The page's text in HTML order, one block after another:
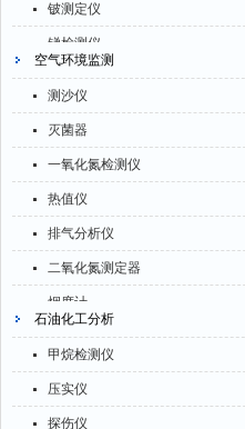
二氧化碳检测仪
进样器
试验机
全站仪
回弹仪
张力仪
金属探测器
焊缝检测盒
片剂仪
酸值测定仪
解吸仪
拉力表
铍测定仪
锑检测仪
糖精检测仪
乙醇检测仪
水分仪
定氮仪
水表
磷酸根分析仪
液位计
总氮测定仪
双氧水检测仪
纯水机
除湿机
空气环境监测
测沙仪
灭菌器
一氧化氮检测仪
热值仪
排气分析仪
二氧化氮测定器
烟度计
四氟化硅测定仪
一氧化碳分析仪
臭氧检测仪
石油化工分析
甲烷检测仪
压实仪
探伤仪